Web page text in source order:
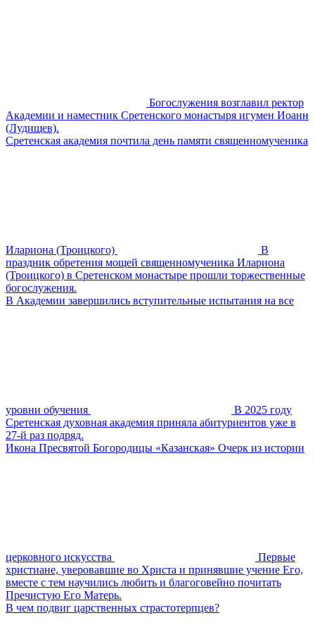
Богослужения возглавил ректор
Академии и наместник Сретенского монастыря игумен Иоанн
(Лудищев).
Сретенская академия почтила день памяти священномученика
Илариона (Троицкого)
В
праздник обретения мощей священномученика Илариона
(Троицкого) в Сретенском монастыре прошли торжественные
богослужения.
В Академии завершились вступительные испытания на все
уровни обучения
В 2025 году
Сретенская духовная академия приняла абитуриентов уже в
27-й раз подряд.
Икона Пресвятой Богородицы «Казанская» Очерк из истории
церковного искусства
Первые
христиане, уверовавшие во Христа и принявшие учение Его,
вместе с тем научились любить и благоговейно почитать
Пречистую Его Матерь.
В чем подвиг царственных страстотерпцев?